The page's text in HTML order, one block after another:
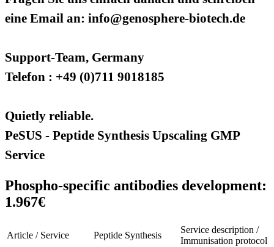
eine Email an: info@genosphere-biotech.de
Support-Team, Germany
Telefon : +49 (0)711 9018185
Quietly reliable.
PeSUS - Peptide Synthesis Upscaling GMP
Service
Phospho-specific antibodies development:
1.967€
Article / Service Peptide Synthesis
Service description /
Immunisation protocol